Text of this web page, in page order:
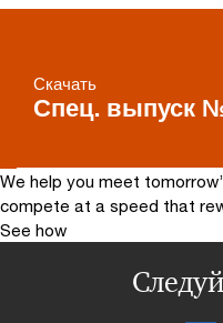
Скачать
Спец. выпуск
We help you meet
compete at a speed that
See how